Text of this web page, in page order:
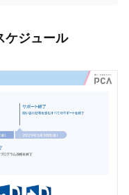
ケジュール